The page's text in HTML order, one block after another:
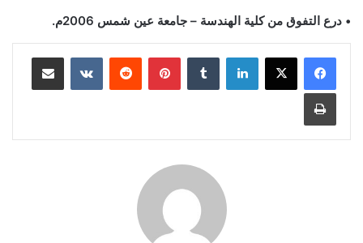
• درع التفوق من كلية الهندسة – جامعة عين شمس 2006م.
لينكدإن بينتيريست مشاركة عبر البريد
طباعة